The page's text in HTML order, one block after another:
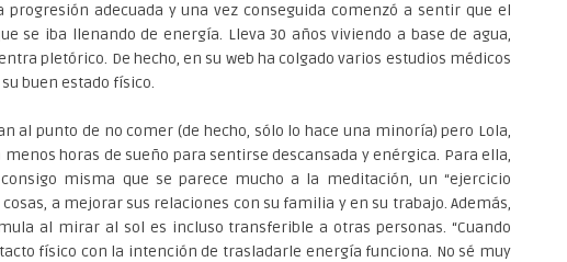
adecuada y una vez conseguida comenzó a sentir que el
se iba llenando de energía. Lleva 30 años viviendo a base de agua,
pletórico. De hecho, en su web ha colgado varios estudios médicos
buen estado físico.
al punto de no comer (de hecho, sólo lo hace una minoría) pero Lola,
horas de sueño para sentirse descansada y enérgica. Para ella,
misma que se parece mucho a la meditación, un “ejercicio
a mejorar sus relaciones con su familia y en su trabajo. Además,
al mirar al sol es incluso transferible a otras personas. “Cuando
físico con la intención de trasladarle energía funciona. No sé muy